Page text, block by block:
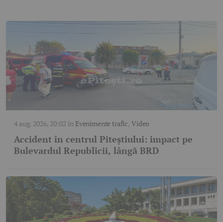
4 aug. 2026, 20:02 în Evenimente trafic,Video
Accident în centrul Piteștiului: impact pe
Bulevardul Republicii, lângă BRD